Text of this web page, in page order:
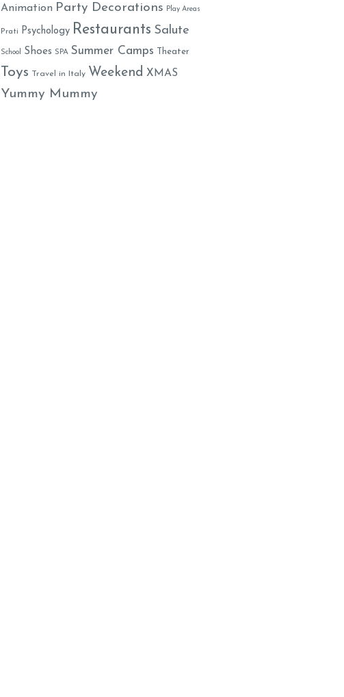
Animation Party Decorations Play Areas
Prati Psychology Restaurants Salute
School Shoes SPA Summer Camps Theater
Toys Travel in Italy Weekend XMAS
Yummy Mummy